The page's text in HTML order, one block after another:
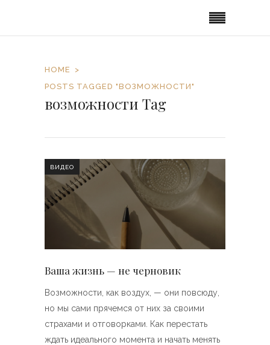
HOME
POSTS TAGGED "ВОЗМОЖНОСТИ"
возможности Tag
ВИДЕО
Ваша жизнь — не черновик
Возможности, как воздух, — они повсюду,
но мы сами прячемся от них за своими
страхами и отговорками. Как перестать
ждать идеального момента и начать менять